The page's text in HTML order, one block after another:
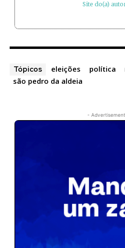
Site do(a)
Tópicos eleições política
são pedro da aldeia
-